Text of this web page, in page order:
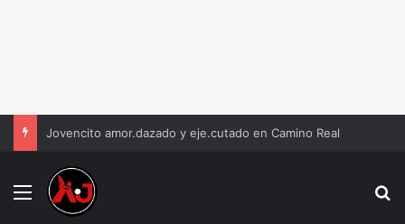
Jovencito amor.dazado y eje.cutado en Camino Real
Menu